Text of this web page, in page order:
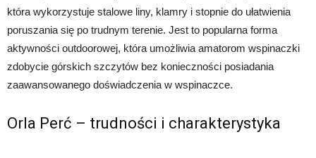
która wykorzystuje stalowe liny, klamry i stopnie do ułatwienia
poruszania się po trudnym terenie. Jest to popularna forma
aktywności outdoorowej, która umożliwia amatorom wspinaczki
zdobycie górskich szczytów bez konieczności posiadania
zaawansowanego doświadczenia w wspinaczce.
Orla Perć – trudności i charakterystyka